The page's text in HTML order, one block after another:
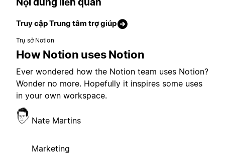
Truy cập Trung tâm trợ giúp
Trụ sở Notion
How Notion uses Notion
Ever wondered how the Notion team uses Notion?
Wonder no more. Hopefully it inspires some uses
in your own workspace.
Nate Martins
Marketing